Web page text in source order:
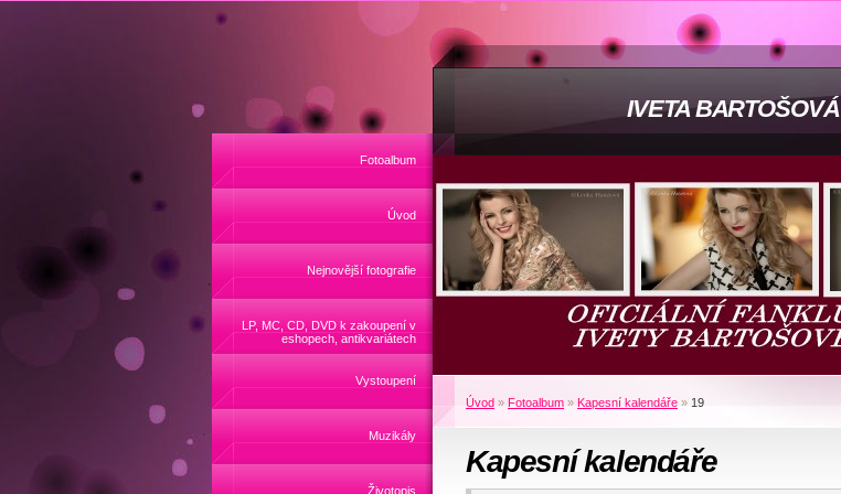
IVETA BARTOŠOVÁ
Fotoalbum
Úvod
Nejnovější fotografie
LP, MC, CD, DVD k zakoupení v
eshopech, antikvariátech
Vystoupení
Muzikály
Životopis
Úvod » Fotoalbum » Kapesní kalendáře » 19
Kapesní kalendáře